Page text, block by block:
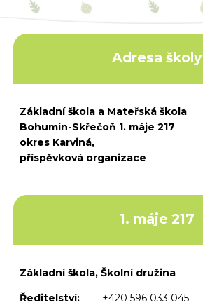
Adresa školy
Základní škola a Mateřská škola
Bohumín-Skřečoň 1. máje 217
okres Karviná,
příspěvková organizace
1. máje 217
Základní škola, Školní družina
Ředitelství:
+420 596 033 045